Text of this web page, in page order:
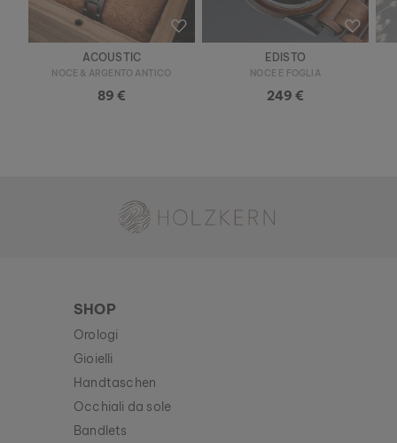
ACOUSTIC
NOCE & ARGENTO ANTICO
89 €
EDISTO
NOCE E FOGLIA
249 €
SHOP
Orologi
Gioielli
Handtaschen
Occhiali da sole
Bandlets